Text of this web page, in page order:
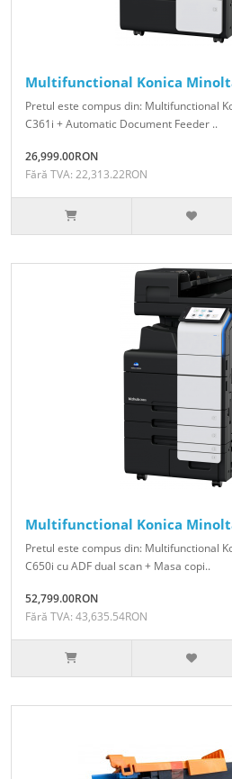
Multifunctional Konica
Pretul este compus din: Multifunctional
C361i + Automatic Document Feeder ..
26,999.00RON
Fără TVA: 22,313.22RON
Multifunctional Konica
Pretul este compus din: Multifunctional
C650i cu ADF dual scan + Masa copi..
52,799.00RON
Fără TVA: 43,635.54RON